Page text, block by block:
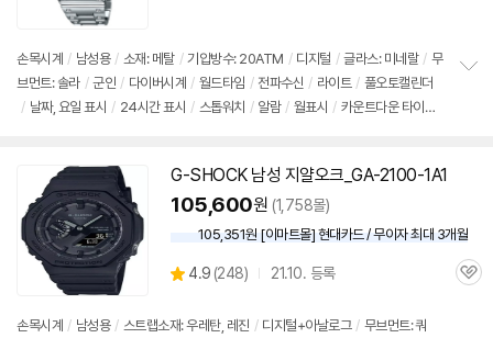
뷰
손목시계 / 남성용 / 소재: 메탈 / 기압방수: 20ATM / 디지털 / 글라스: 미네랄 / 무
브먼트: 솔라 / 군인 / 다이버시계 / 월드타임 / 전파수신 / 라이트 / 풀오토캘린더
/ 날짜, 요일 표시 / 24시간 표시 / 스톱워치 / 알람 / 월표시 / 카운트다운 타이
G-SHOCK 남성 지얄오크_GA-2100-1A1
105,600원 (1,758몰)
105,351원 [이마트몰] 현대카드 / 무이자 최대 3개월
별
4.9 (상
리
248) 21.10. 등록
관
손목시계 / 남성용 / 스트랩소재: 우레탄, 레진 / 디지털+아날로그 / 무브먼트: 쿼